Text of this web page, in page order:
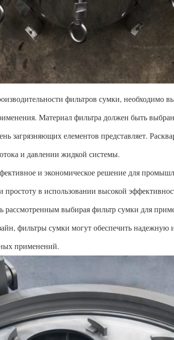
фильтров сумки, необходимо
Материал фильтра должен быть
загрязняющих елементов представляет.
и давлении жидкой системы.
и экономическое решение для
простоту в использовании высокой
выбирая фильтр сумки для
фильтры сумки могут обеспечить
применений.